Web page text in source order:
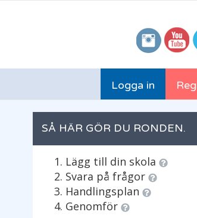
Logga in
SÅ HÄR GÖR DU RONDEN.
Lägg till din skola
Svara på frågor
Handlingsplan
Genomför